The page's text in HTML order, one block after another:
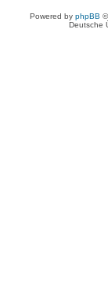
Powered by phpBB
Deutsche